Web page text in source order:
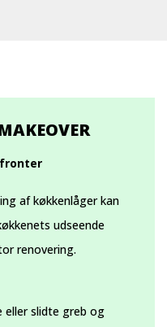
af køkkenlåger kan
udseende
renovering.
eller slidte greb og